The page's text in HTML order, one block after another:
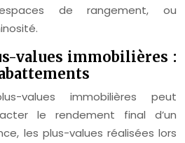
de rangement, ou
values immobilières :
values immobilières peut
le rendement final d’un
les plus-values réalisées lors